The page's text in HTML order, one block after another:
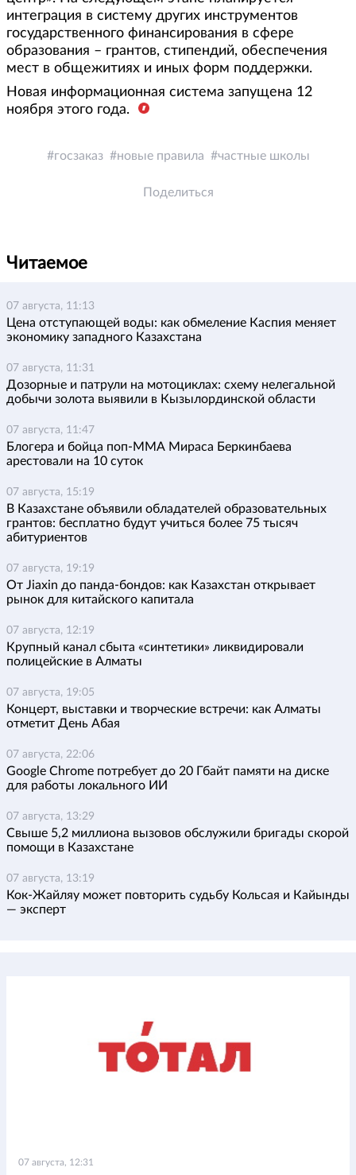
интеграция в систему других инструментов
государственного финансирования в сфере
образования – грантов, стипендий, обеспечения
мест в общежитиях и иных форм поддержки.
Новая информационная система запущена 12
ноября этого года.
госзаказ новые правила частные школы
Поделиться
Читаемое
07 августа, 11:13
Цена отступающей воды: как обмеление Каспия меняет
экономику западного Казахстана
07 августа, 11:31
Дозорные и патрули на мотоциклах: схему нелегальной
добычи золота выявили в Кызылординской области
07 августа, 11:47
Блогера и бойца поп-ММА Мираса Беркинбаева
арестовали на 10 суток
07 августа, 15:19
В Казахстане объявили обладателей образовательных
грантов: бесплатно будут учиться более 75 тысяч
абитуриентов
07 августа, 19:19
От Jiaxin до панда-бондов: как Казахстан открывает
рынок для китайского капитала
07 августа, 12:19
Крупный канал сбыта «синтетики» ликвидировали
полицейские в Алматы
07 августа, 19:05
Концерт, выставки и творческие встречи: как Алматы
отметит День Абая
07 августа, 22:06
Google Chrome потребует до 20 Гбайт памяти на диске
для работы локального ИИ
07 августа, 13:29
Свыше 5,2 миллиона вызовов обслужили бригады скорой
помощи в Казахстане
07 августа, 13:19
Кок-Жайляу может повторить судьбу Кольсая и Кайынды
— эксперт
07 августа, 12:31